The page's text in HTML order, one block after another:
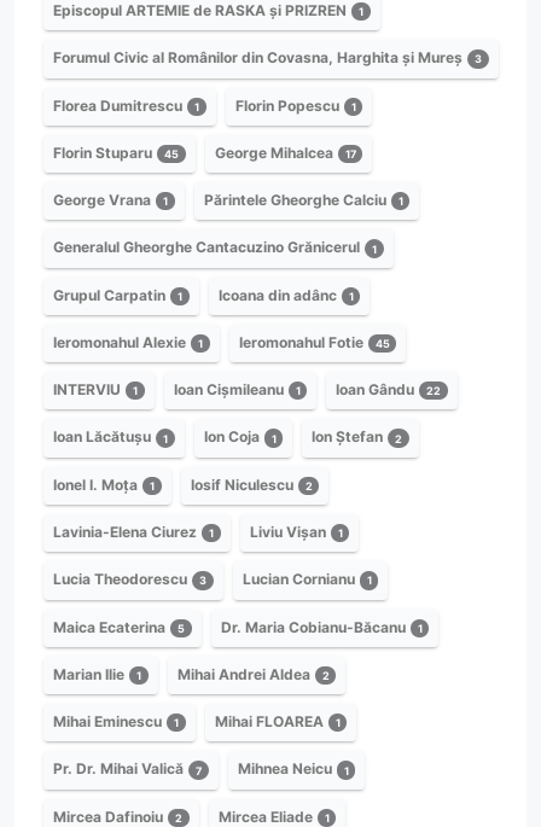
Episcopul ARTEMIE de RASKA și PRIZREN 1
Forumul Civic al Românilor din Covasna, Harghita și Mureș 3
Florea Dumitrescu 1 Florin Popescu 1
Florin Stuparu 45 George Mihalcea 17
George Vrana 1 Părintele Gheorghe Calciu 1
Generalul Gheorghe Cantacuzino Grănicerul 1
Grupul Carpatin 1 Icoana din adânc 1
Ieromonahul Alexie 1 Ieromonahul Fotie 45
INTERVIU 1 Ioan Cișmileanu 1 Ioan Gându 22
Ioan Lăcătușu 1 Ion Coja 1 Ion Ștefan 2
Ionel I. Moța 1 Iosif Niculescu 2
Lavinia-Elena Ciurez 1 Liviu Vișan 1
Lucia Theodorescu 3 Lucian Cornianu 1
Maica Ecaterina 5 Dr. Maria Cobianu-Băcanu 1
Marian Ilie 1 Mihai Andrei Aldea 2
Mihai Eminescu 1 Mihai FLOAREA 1
Pr. Dr. Mihai Valică 7 Mihnea Neicu 1
Mircea Dafinoiu 2 Mircea Eliade 1